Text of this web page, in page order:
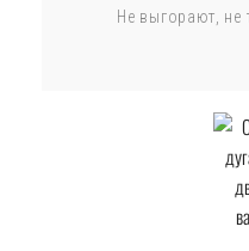
Не выгорают, не